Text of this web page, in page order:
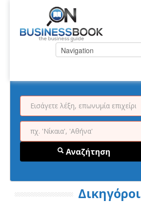
Αναζήτηση
Δικηγόροι